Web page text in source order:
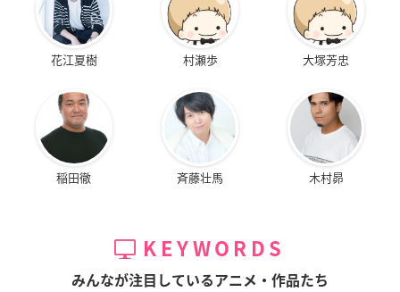
花江夏樹 村瀬歩 大塚芳忠
稲田徹 斉藤壮馬 木村昴
KEYWORDS
みんなが注目しているアニメ・作品たち